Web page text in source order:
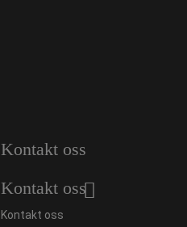
Kontakt oss
Kontakt oss
Kontakt oss